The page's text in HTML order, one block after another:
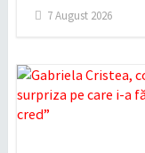
7 August 2026